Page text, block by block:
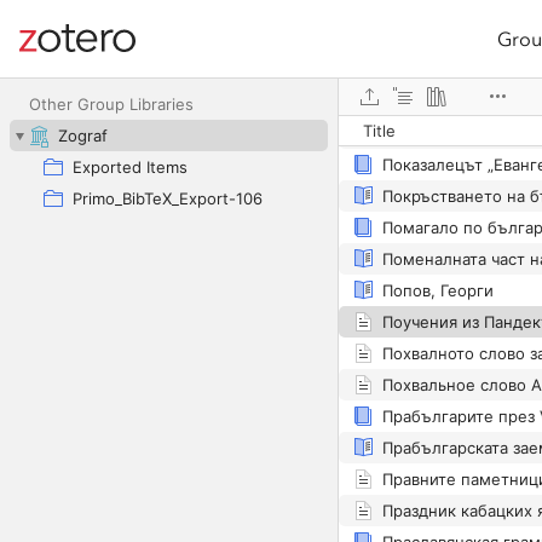
Site navigation
Other Group Libraries
Zograf
Exported Items
Primo_BibTeX_Export-106
Title
Победите на цар
Попов, Георги
Прабългарите през